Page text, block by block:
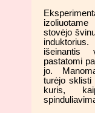
stovėjo
išeinantis
pastatomi
jo.
turėjo sklisti
kuris,